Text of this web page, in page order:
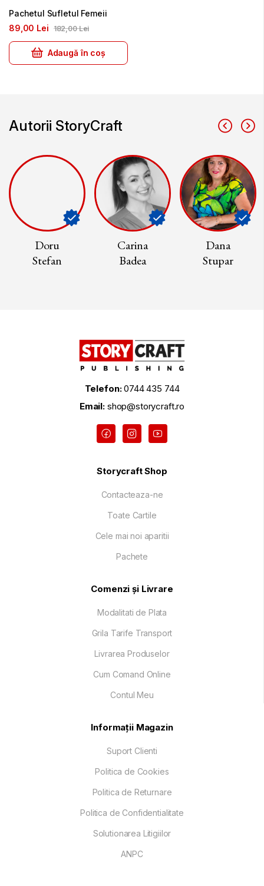
Pachetul Sufletul Femeii
89 00 Lei 182 00Lei
Adaugă în coș
Autorii StoryCraft
Doru
Stefan
Carina
Badea
Dana
Stupar
Telefon: 0744 435 744
Email: shop@storycraft.ro
Storycraft Shop
Contacteaza-ne
Toate Cartile
Cele mai noi aparitii
Pachete
Comenzi și Livrare
Modalitati de Plata
Grila Tarife Transport
Livrarea Produselor
Cum Comand Online
Contul Meu
Informații Magazin
Suport Clienti
Politica de Cookies
Politica de Returnare
Politica de Confidentialitate
Solutionarea Litigiilor
ANPC